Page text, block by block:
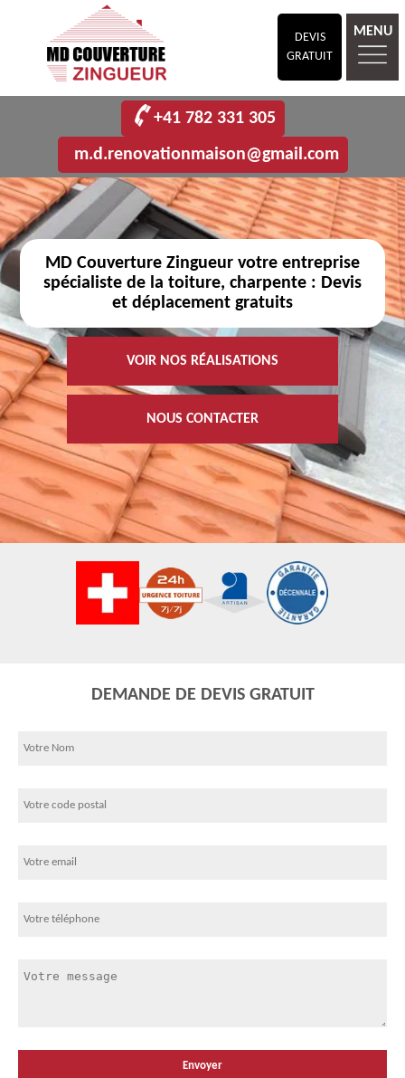
DEVIS
GRATUIT
MENU
+41 782 331 305
m.d.renovationmaison@gmail.com
MD Couverture Zingueur votre entreprise
spécialiste de la toiture, charpente : Devis
et déplacement gratuits
VOIR NOS RÉALISATIONS
NOUS CONTACTER
DEMANDE DE DEVIS GRATUIT